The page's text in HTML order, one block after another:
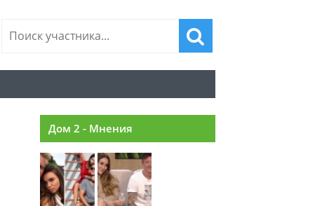
Дом 2 - Мнения